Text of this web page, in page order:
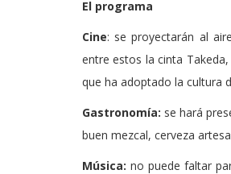
El programa
Cine: se proyectarán al
entre estos la cinta
que ha adoptado la cultura
Gastronomía: se hará
buen mezcal, cerveza
Música: no puede faltar